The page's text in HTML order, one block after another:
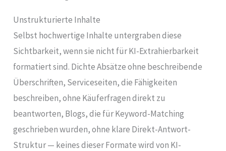
Unstrukturierte Inhalte
Selbst hochwertige Inhalte untergraben diese
Sichtbarkeit, wenn sie nicht für KI-Extrahierbarkeit
formatiert sind. Dichte Absätze ohne beschreibende
Überschriften, Serviceseiten, die Fähigkeiten
beschreiben, ohne Käuferfragen direkt zu
beantworten, Blogs, die für Keyword-Matching
geschrieben wurden, ohne klare Direkt-Antwort-
Struktur — keines dieser Formate wird von KI-